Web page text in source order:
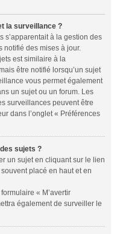
la surveillance ?
s’apparentait à la gestion des
notifié des mises à jour.
est similaire à la
être notifié lorsqu’un sujet
vous permet également
un sujet ou un forum. Les
surveillances peuvent être
dans l’onglet « Préférences
sujets ?
un sujet en cliquant sur le lien
placé en haut et en
« M’avertir
également de surveiller le